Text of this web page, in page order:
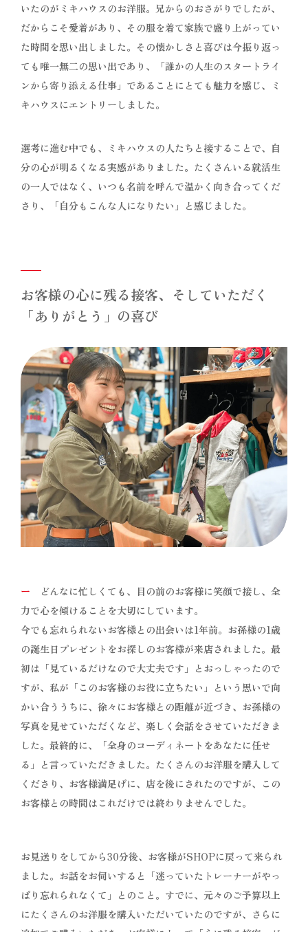
いたのがミキハウスのお洋服。兄からのおさがりでしたが、
だからこそ愛着があり、その服を着て家族で盛り上がってい
た時間を思い出しました。その懐かしさと喜びは今振り返っ
ても唯一無二の思い出であり、「誰かの人生のスタートライ
ンから寄り添える仕事」であることにとても魅力を感じ、ミ
キハウスにエントリーしました。
選考に進む中でも、ミキハウスの人たちと接することで、自
分の心が明るくなる実感がありました。たくさんいる就活生
の一人ではなく、いつも名前を呼んで温かく向き合ってくだ
さり、「自分もこんな人になりたい」と感じました。
お客様の心に残る接客、そしていただく
「ありがとう」の喜び
ー どんなに忙しくても、目の前のお客様に笑顔で接し、全
力で心を傾けることを大切にしています。
今でも忘れられないお客様との出会いは1年前。お孫様の1歳
の誕生日プレゼントをお探しのお客様が来店されました。最
初は「見ているだけなので大丈夫です」とおっしゃったので
すが、私が「このお客様のお役に立ちたい」という思いで向
かい合ううちに、徐々にお客様との距離が近づき、お孫様の
写真を見せていただくなど、楽しく会話をさせていただきま
した。最終的に、「全身のコーディネートをあなたに任せ
る」と言っていただきました。たくさんのお洋服を購入して
くださり、お客様満足げに、店を後にされたのですが、この
お客様との時間はこれだけでは終わりませんでした。
お見送りをしてから30分後、お客様がSHOPに戻って来られ
ました。お話をお伺いすると「迷っていたトレーナーがやっ
ぱり忘れられなくて」とのこと。すでに、元々のご予算以上
にたくさんのお洋服を購入いただいていたのですが、さらに